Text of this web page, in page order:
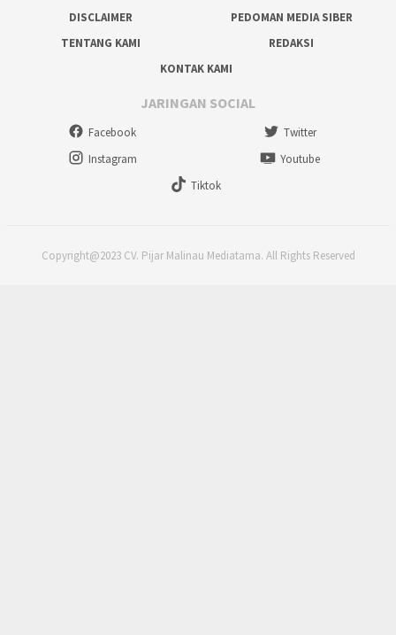
DISCLAIMER
PEDOMAN MEDIA SIBER
TENTANG KAMI
REDAKSI
KONTAK KAMI
JARINGAN SOCIAL
Facebook
Twitter
Instagram
Youtube
Tiktok
Copyright@2023 CV. Pijar Malinau Mediatama. All Rights Reserved